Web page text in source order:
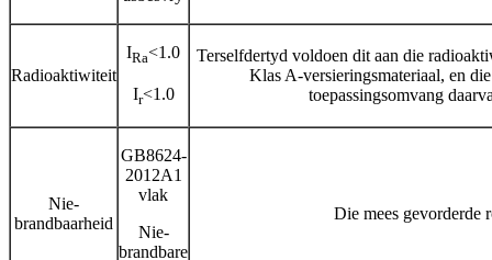
Radioaktiwiteit
IRa<1.0
Ir<1.0
Terselfdertyd voldoen dit aan die
Klas A-versieringsmateriaal, en
toepassingsomvang
Nie-
brandbaarheid
GB8624-
2012A1
vlak
Nie-
brandbare
Die mees gevorderde